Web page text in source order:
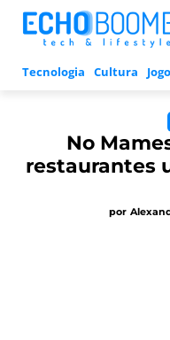
Tecnologia Cultura
No
restaurantes
por